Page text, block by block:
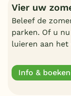
Vier uw
Beleef de
parken. Of u
luieren aan
fijn Landal
Info & boeken